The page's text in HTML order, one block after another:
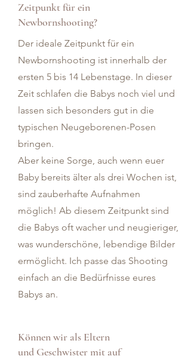
Zeitpunkt für ein
Newbornshooting?
Der ideale Zeitpunkt für ein
Newbornshooting ist innerhalb der
ersten 5 bis 14 Lebenstage. In dieser
Zeit schlafen die Babys noch viel und
lassen sich besonders gut in die
typischen Neugeborenen-Posen
bringen.
Aber keine Sorge, auch wenn euer
Baby bereits älter als drei Wochen ist,
sind zauberhafte Aufnahmen
möglich! Ab diesem Zeitpunkt sind
die Babys oft wacher und neugieriger,
was wunderschöne, lebendige Bilder
ermöglicht. Ich passe das Shooting
einfach an die Bedürfnisse eures
Babys an.
Können wir als Eltern
und Geschwister mit auf